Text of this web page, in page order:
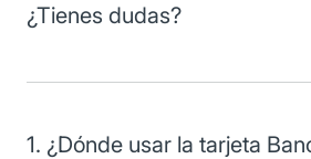
¿Tienes dudas?
1. ¿Dónde usar la tarjeta